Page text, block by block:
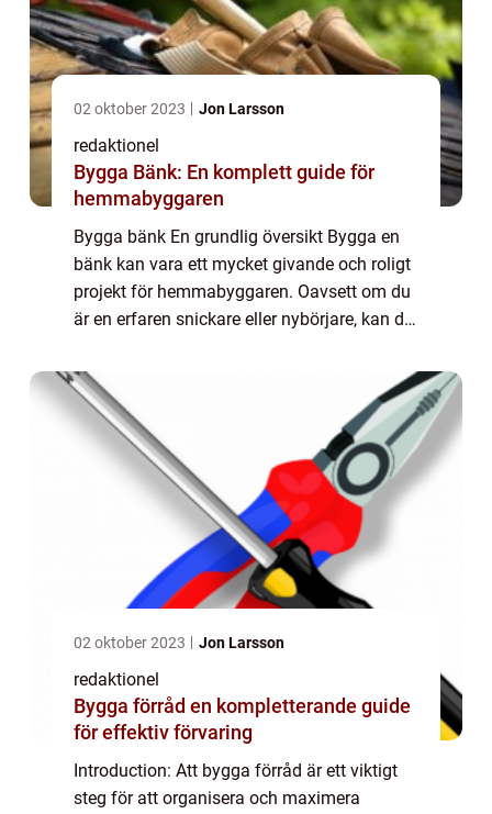
02 oktober 2023 Jon Larsson
redaktionel
Bygga Bänk: En komplett guide för
hemmabyggaren
Bygga bänk En grundlig översikt Bygga en
bänk kan vara ett mycket givande och roligt
projekt för hemmabyggaren. Oavsett om du
är en erfaren snickare eller nybörjare, kan du
eller trädgård. Denna artikel kom...
02 oktober 2023 Jon Larsson
redaktionel
Bygga förråd en kompletterande guide
för effektiv förvaring
Introduction: Att bygga förråd är ett viktigt
steg för att organisera och maximera